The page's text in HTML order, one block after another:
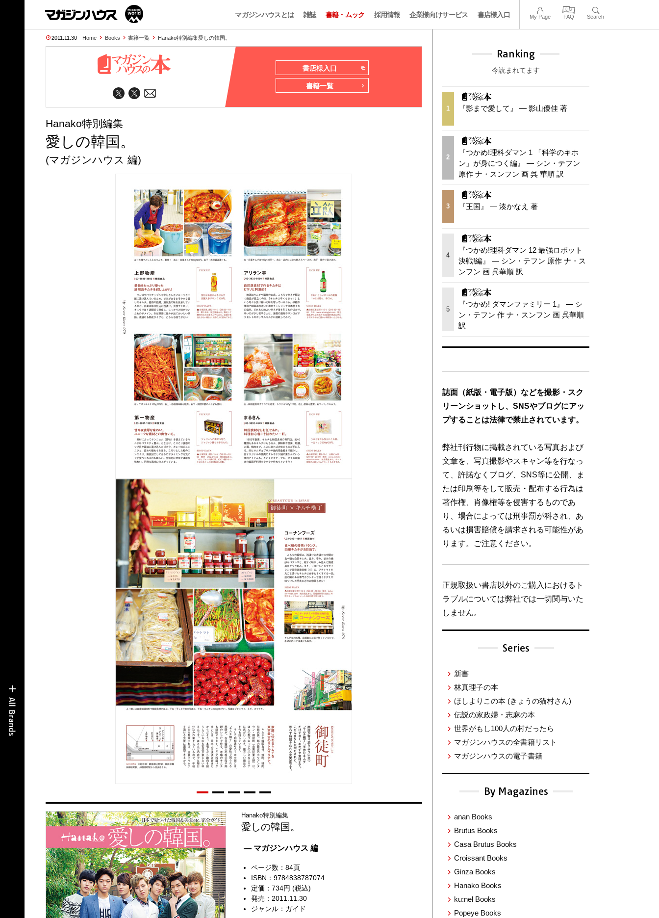
マガジンハウスとは 雑誌 書籍・ムック 採用情報 企業様向けサービス 書店様入口 My Page FAQ Search
2011.11.30 Home Books 書籍一覧 Hanako特別編集愛しの韓国。
書店様入口
書籍一覧
Hanako特別編集
愛しの韓国。
(マガジンハウス 編)
Hanako特別編集
愛しの韓国。
— マガジンハウス 編
ページ数：84頁
ISBN：9784838787074
定価：734円 (税込)
発売：2011.11.30
ジャンル： ガイド
Ranking
今読まれてます
1 『影まで愛して』 — 影山優佳 著
2
『つかめ!理科ダマン 1 「科学のキホ
ン」が身につく編』 — シン・テフン
原作 ナ・スンフン 画 呉 華順 訳
3 『王国』 — 湊かなえ 著
4
『つかめ!理科ダマン 12 最強ロボット
決戦!編』 — シン・テフン 原作 ナ・ス
ンフン 画 呉華順 訳
5
『つかめ! ダマンファミリー 1』 — シ
ン・テフン 作 ナ・スンフン 画 呉華順
訳
誌面（紙版・電子版）などを撮影・スク
リーンショットし、SNSやブログにアッ
プすることは法律で禁止されています。
弊社刊行物に掲載されている写真および
文章を、写真撮影やスキャン等を行なっ
て、許諾なくブログ、SNS等に公開、ま
たは印刷等をして販売・配布する行為は
著作権、肖像権等を侵害するものであ
り、場合によっては刑事罰が科され、あ
るいは損害賠償を請求される可能性があ
ります。ご注意ください。
正規取扱い書店以外のご購入におけるト
ラブルについては弊社では一切関与いた
しません。
Series
新書
林真理子の本
ほしよりこの本 (きょうの猫村さん)
伝説の家政婦・志麻の本
世界がもし100人の村だったら
マガジンハウスの全書籍リスト
マガジンハウスの電子書籍
By Magazines
anan Books
Brutus Books
Casa Brutus Books
Croissant Books
Ginza Books
Hanako Books
ku:nel Books
Popeye Books